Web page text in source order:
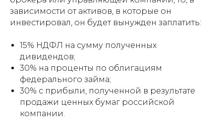
зависимости от активов, в которые он
инвестировал, он будет вынужден заплатить:
15% НДФЛ на сумму полученных
дивидендов;
30% на проценты по облигациям
федерального займа;
30% с прибыли, полученной в результате
продажи ценных бумаг российской
компании.